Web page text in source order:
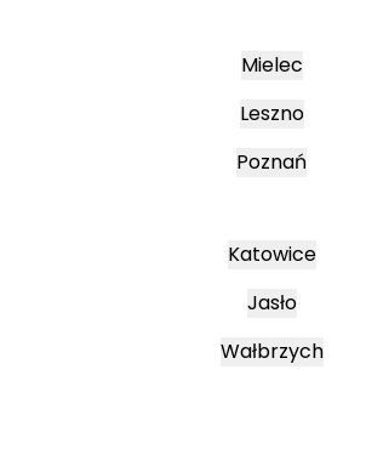
Mielec
Leszno
Poznań
Katowice
Jasło
Wałbrzych